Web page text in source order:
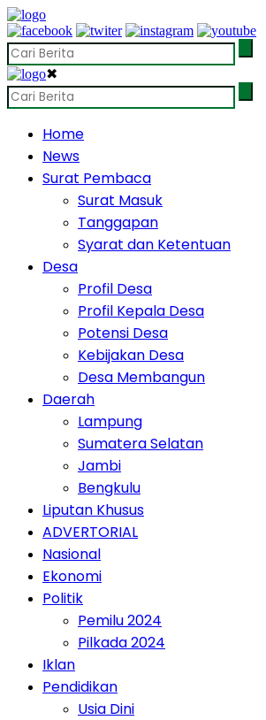
✖
Home
News
Surat Pembaca
Surat Masuk
Tanggapan
Syarat dan Ketentuan
Desa
Profil Desa
Profil Kepala Desa
Potensi Desa
Kebijakan Desa
Desa Membangun
Daerah
Lampung
Sumatera Selatan
Jambi
Bengkulu
Liputan Khusus
ADVERTORIAL
Nasional
Ekonomi
Politik
Pemilu 2024
Pilkada 2024
Iklan
Pendidikan
Usia Dini